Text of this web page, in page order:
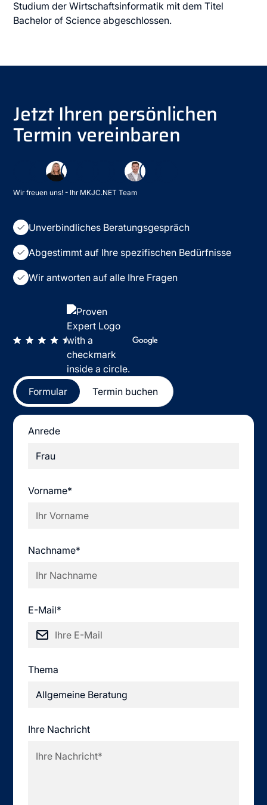
Studium der Wirtschaftsinformatik mit dem Titel
Bachelor of Science abgeschlossen.
Jetzt Ihren persönlichen
Termin vereinbaren
Wir freuen uns! - Ihr MKJC.NET Team
Unverbindliches Beratungsgespräch
Abgestimmt auf Ihre spezifischen Bedürfnisse
Wir antworten auf alle Ihre Fragen
Formular Termin buchen
Anrede
Vorname*
Nachname*
E-Mail*
Thema
Ihre Nachricht